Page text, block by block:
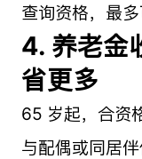
查询资格，最多
4. 养老金
省更多
65 岁起，合资
与配偶或同居